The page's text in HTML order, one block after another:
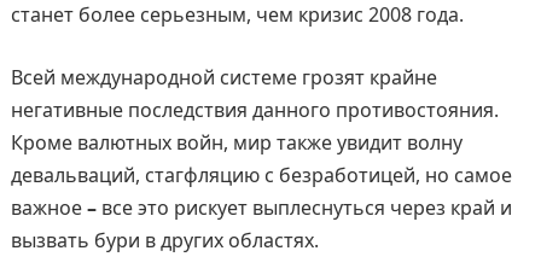
станет более серьезным, чем кризис 2008 года.
Всей международной системе грозят крайне
негативные последствия данного противостояния.
Кроме валютных войн, мир также увидит волну
девальваций, стагфляцию с безработицей, но самое
важное–все это рискует выплеснуться через край и
вызвать бури в других областях.